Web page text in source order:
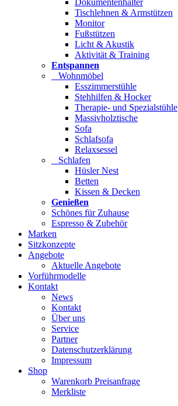
Dokumentenhalter
Tischlehnen & Armstützen
Monitor
Fußstützen
Licht & Akustik
Aktivität & Training
Entspannen
Wohnmöbel
Esszimmerstühle
Stehhilfen & Hocker
Therapie- und Spezialstühle
Massivholztische
Sofa
Schlafsofa
Relaxsessel
Schlafen
Hüsler Nest
Betten
Kissen & Decken
Genießen
Schönes für Zuhause
Espresso & Zubehör
Marken
Sitzkonzepte
Angebote
Aktuelle Angebote
Vorführmodelle
Kontakt
News
Kontakt
Über uns
Service
Partner
Datenschutzerklärung
Impressum
Shop
Warenkorb Preisanfrage
Merkliste